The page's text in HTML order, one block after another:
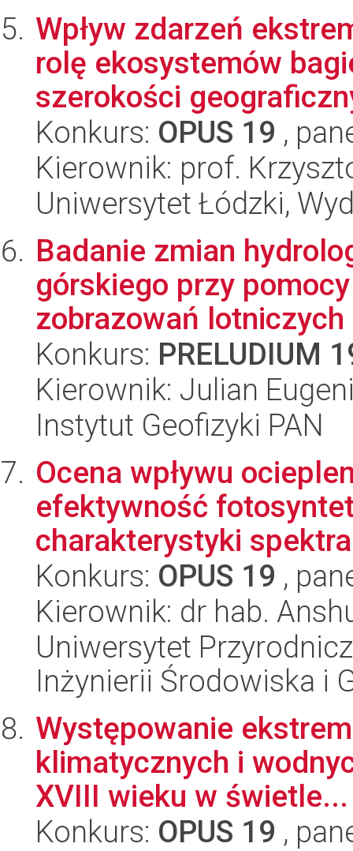
Wpływ zdarzeń
rolę ekosystemów
szerokości
Konkurs: OPUS 19 ,
Kierownik: prof.
Uniwersytet Łódzki,
Badanie zmian
górskiego przy
zobrazowań
Konkurs: PRELUDIUM
Kierownik: Julian
Instytut Geofizyki PAN
Ocena wpływu
efektywność
charakterystyki
Konkurs: OPUS 19 ,
Kierownik: dr hab.
Uniwersytet
Inżynierii Środowiska i
Występowanie
klimatycznych i
XVIII wieku w świetle...
Konkurs: OPUS 19 ,